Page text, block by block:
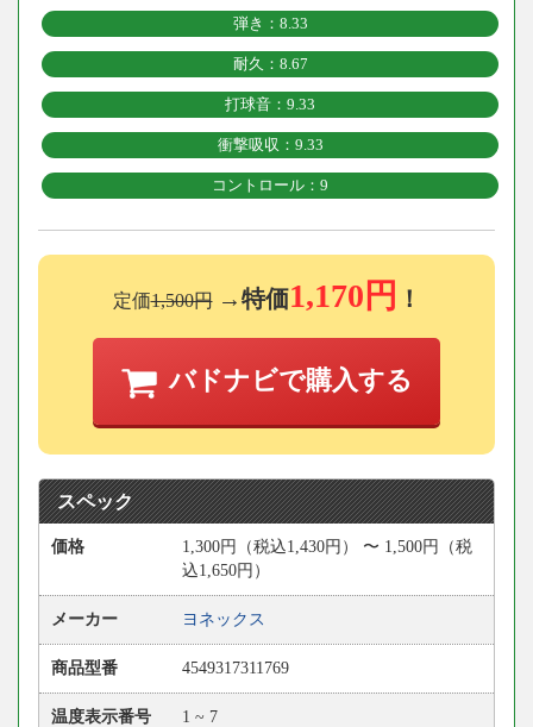
弾き：8.33
耐久：8.67
打球音：9.33
衝撃吸収：9.33
コントロール：9
定価1,500円 →特価1,170円 ！
バドナビで購入する
スペック
価格
1,300円（税込1,430円） 〜 1,500円（税
込1,650円）
メーカー ヨネックス
商品型番 4549317311769
温度表示番号 1 ~ 7